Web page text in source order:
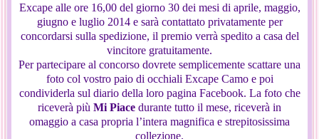
Excape alle ore 16,00 del giorno 30 dei mesi di aprile, maggio,
giugno e luglio 2014 e sarà contattato privatamente per
concordarsi sulla spedizione, il premio verrà spedito a casa del
vincitore gratuitamente.
Per partecipare al concorso dovrete semplicemente scattare una
foto col vostro paio di occhiali Excape Camo e poi
condividerla sul diario della loro pagina Facebook. La foto che
riceverà più Mi Piace durante tutto il mese, riceverà in
omaggio a casa propria l’intera magnifica e strepitosissima
collezione.